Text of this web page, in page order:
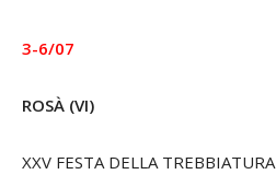
3-6/07
ROSÀ (VI)
XXV FESTA DELLA TREBBIATURA